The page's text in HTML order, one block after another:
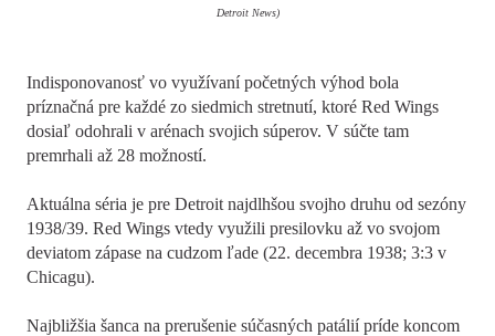
Detroit News)
Indisponovanosť vo využívaní početných výhod bola
príznačná pre každé zo siedmich stretnutí, ktoré Red Wings
dosiaľ odohrali v arénach svojich súperov. V súčte tam
premrhali až 28 možností.
Aktuálna séria je pre Detroit najdlhšou svojho druhu od sezóny
1938/39. Red Wings vtedy využili presilovku až vo svojom
deviatom zápase na cudzom ľade (22. decembra 1938; 3:3 v
Chicagu).
Najbližšia šanca na prerušenie súčasných patálií príde koncom